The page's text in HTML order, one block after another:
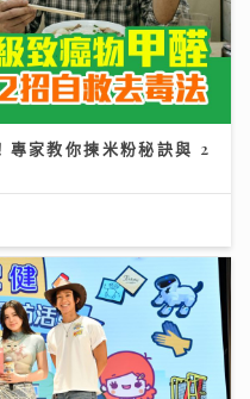
專家教你揀米粉秘訣與 2